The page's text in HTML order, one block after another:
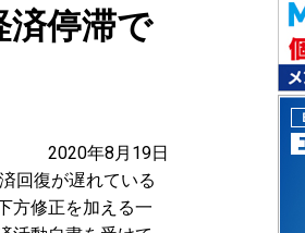
済停滞で
2020年8月19日
回復が遅れている
方修正を加える一